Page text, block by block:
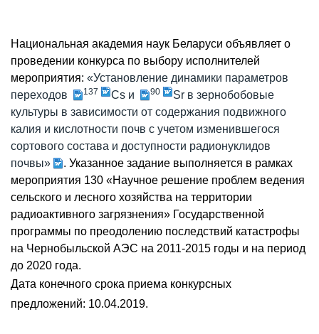
Национальная академия наук Беларуси объявляет о
проведении конкурса по выбору исполнителей
мероприятия: «Установление динамики параметров
переходов
137 Cs и 90
Sr в зернобобовые
культуры в зависимости от содержания подвижного
калия и кислотности почв с учетом изменившегося
сортового состава и доступности радионуклидов
почвы»
. Указанное задание выполняется в рамках
мероприятия 130 «Научное решение проблем ведения
сельского и лесного хозяйства на территории
радиоактивного загрязнения» Государственной
программы по преодолению последствий катастрофы
на Чернобыльской АЭС на 2011-2015 годы и на период
до 2020 года.
Дата конечного срока приема конкурсных
предложений: 10.04.2019.